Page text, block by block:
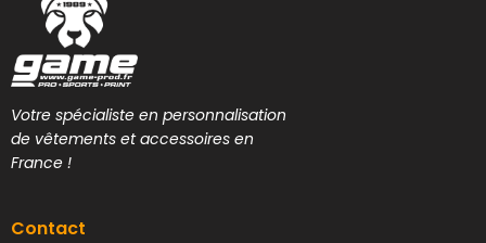
Votre spécialiste en personnalisation
de vêtements et accessoires en
France !
Contact